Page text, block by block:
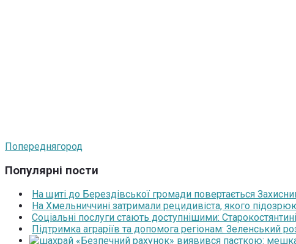
Попереднягород
Популярні пости
На щиті до Берездівської громади повертається
На Хмельниччині затримали рецидивіста, якого
Соціальні послуги стають доступнішими:
Підтримка аграріїв та допомога регіонам: Зеленський
«Безпечний рахунок» виявився пасткою: